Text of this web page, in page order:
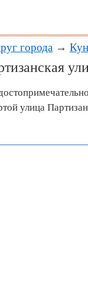
города →
улица